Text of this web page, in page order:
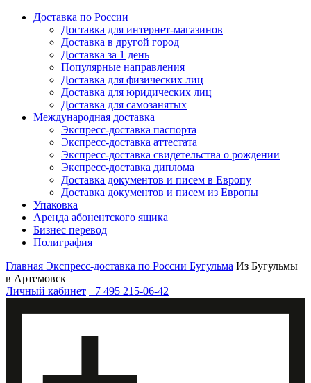
Доставка по России
Доставка для интернет-магазинов
Доставка в другой город
Доставка за 1 день
Популярные направления
Доставка для физических лиц
Доставка для юридических лиц
Доставка для самозанятых
Международная доставка
Экспресс-доставка паспорта
Экспресс-доставка аттестата
Экспресс-доставка свидетельства о рождении
Экспресс-доставка диплома
Доставка документов и писем в Европу
Доставка документов и писем из Европы
Упаковка
Аренда абонентского ящика
Бизнес перевод
Полиграфия
Главная Экспресс-доставка по России Бугульма Из Бугульмы
в Артемовск
Личный кабинет +7 495 215-06-42